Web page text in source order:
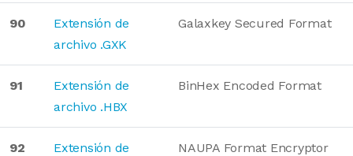
90
Extensión de
archivo .GXK
Galaxkey Secured Format
91
Extensión de
archivo .HBX
BinHex Encoded Format
92
Extensión de
NAUPA Format Encryptor